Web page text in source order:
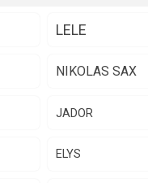
LELE
NIKOLAS SAX
JADOR
ELYS